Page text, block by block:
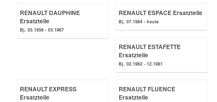
RENAULT DAUPHINE
Ersatzteile
Bj. 03.1956 - 03.1967
RENAULT ESPACE Ersatzteile
Bj. 07.1984 - heute
RENAULT ESTAFETTE
Ersatzteile
Bj. 02.1962 - 12.1981
RENAULT EXPRESS
Ersatzteile
RENAULT FLUENCE
Ersatzteile
Toyota Ersatzteile